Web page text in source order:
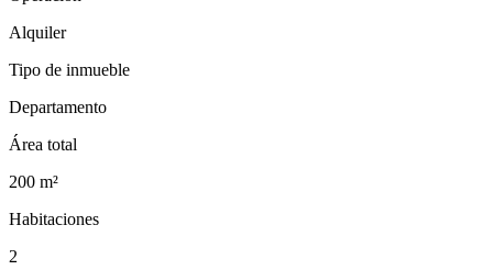
Alquiler
Tipo de inmueble
Departamento
Área total
200 m²
Habitaciones
2